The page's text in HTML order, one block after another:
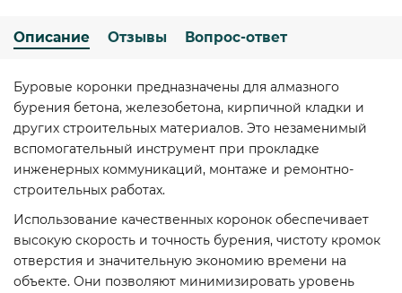
Описание Отзывы Вопрос-ответ
Буровые коронки предназначены для алмазного
бурения бетона, железобетона, кирпичной кладки и
других строительных материалов. Это незаменимый
вспомогательный инструмент при прокладке
инженерных коммуникаций, монтаже и ремонтно-
строительных работах.
Использование качественных коронок обеспечивает
высокую скорость и точность бурения, чистоту кромок
отверстия и значительную экономию времени на
объекте. Они позволяют минимизировать уровень